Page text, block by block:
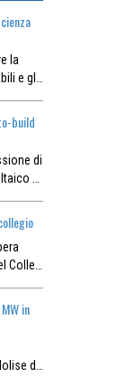
la
e gl…
build
di
…
Colle…
in
d…